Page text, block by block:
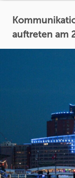
auftreten am